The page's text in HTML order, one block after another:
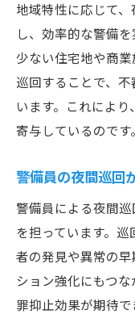
地域特性に応じて
し、効率的な警備
少ない住宅地や商
巡回することで、
います。これによ
寄与しているのです。
警備員の夜間巡回
警備員による夜間
を担っています。
者の発見や異常の
ション強化にもつ
罪抑止効果が期待で